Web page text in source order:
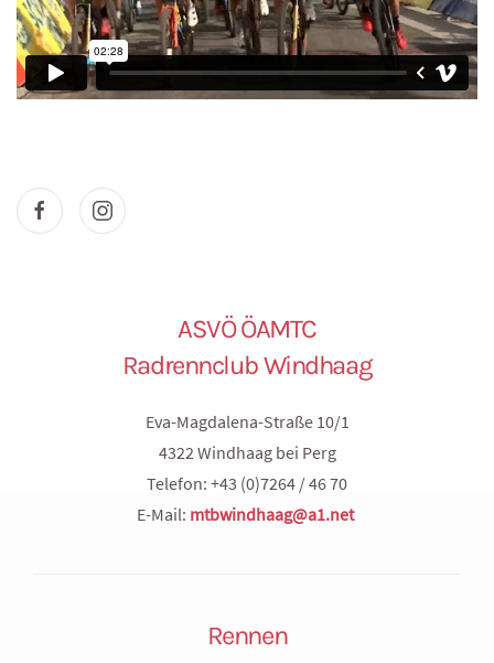
ASVÖ ÖAMTC
Radrennclub Windhaag
Eva-Magdalena-Straße 10/1
4322 Windhaag bei Perg
Telefon: +43 (0)7264 / 46 70
E-Mail: mtbwindhaag@a1.net
Rennen